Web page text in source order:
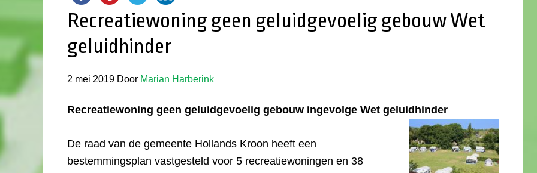
Recreatiewoning geen geluidgevoelig gebouw Wet
geluidhinder
2 mei 2019 Door Marian Harberink
Recreatiewoning geen geluidgevoelig gebouw ingevolge Wet geluidhinder
De raad van de gemeente Hollands Kroon heeft een
bestemmingsplan vastgesteld voor 5 recreatiewoningen en 38